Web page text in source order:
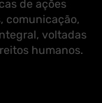
de ações
comunicação,
voltadas
humanos.